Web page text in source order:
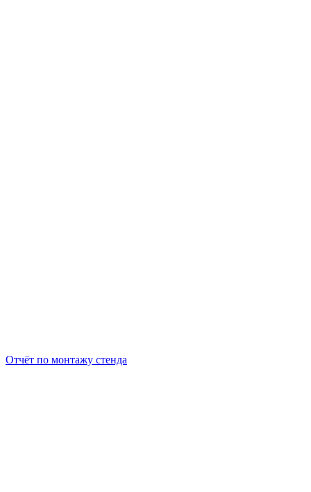
Отчёт по монтажу стенда